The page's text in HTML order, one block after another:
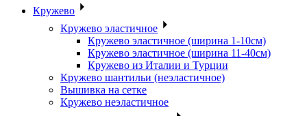
Кружево
Кружево эластичное
Кружево эластичное (ширина 1-10см)
Кружево эластичное (ширина 11-40см)
Кружево из Италии и Турции
Кружево шантильи (неэластичное)
Вышивка на сетке
Кружево неэластичное